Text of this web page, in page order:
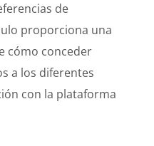
de
proporciona una
cómo conceder
a los diferentes
con la plataforma